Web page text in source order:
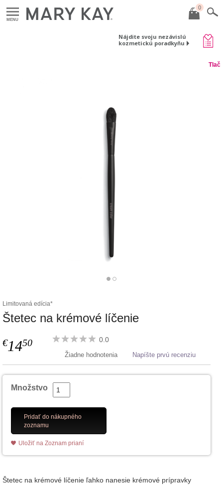
MENU
0
Nájdite svoju nezávislú
kozmetickú poradkyňu
Tlač
Limitovaná edícia*
Štetec na krémové líčenie
€1450 0.0
Žiadne hodnotenia Napíšte prvú recenziu
Množstvo
Pridať do nákupného
zoznamu
Uložiť na Zoznam prianí
Štetec na krémové líčenie ľahko nanesie krémové prípravky